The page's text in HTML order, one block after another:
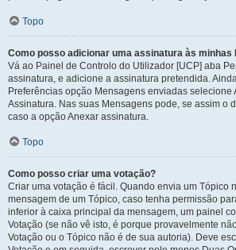
Topo
Como posso adicionar uma assinatura às minhas
Vá ao Painel de Controlo do Utilizador [UCP] aba
assinatura, e adicione a assinatura pretendida.
Preferências opção Mensagens enviadas selecione
Assinatura. Nas suas Mensagens pode, se assim o
caso a opção Anexar assinatura.
Topo
Como posso criar uma votação?
Criar uma votação é fácil. Quando envia um Tópico
mensagem de um Tópico, caso tenha permissão
inferior à caixa principal da mensagem, um painel
Votação (se não vê isto, é porque provavelmente
Votação ou o Tópico não é de sua autoria). Deve